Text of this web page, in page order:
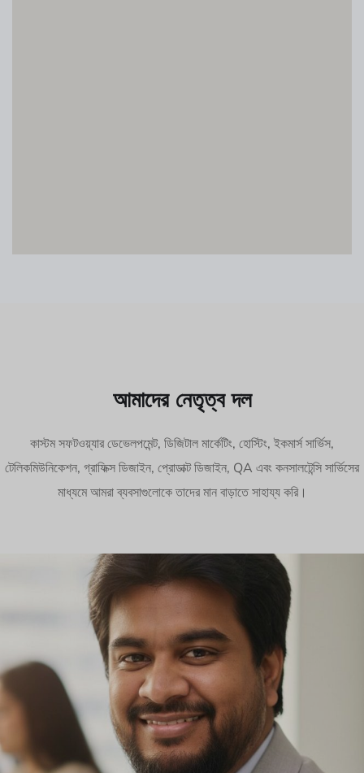
আমাদের নেতৃত্ব দল
কাস্টম সফটওয়্যার ডেভেলপমেন্ট, ডিজিটাল মার্কেটিং, হোস্টিং, ইকমার্স সার্ভিস,
টেলিকমিউনিকেশন, গ্রাফিক্স ডিজাইন, প্রোডাক্ট ডিজাইন, QA এবং কনসালটেন্সি সার্ভিসের
মাধ্যমে আমরা ব্যবসাগুলোকে তাদের মান বাড়াতে সাহায্য করি।